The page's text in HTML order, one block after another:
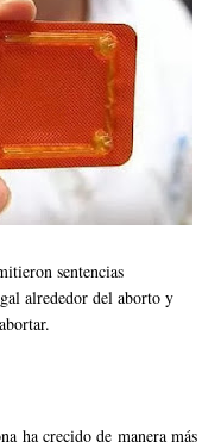
sentencias
alrededor del aborto y
ha crecido de manera más